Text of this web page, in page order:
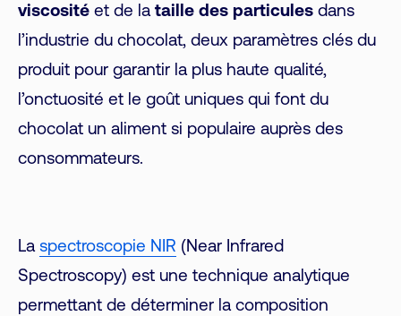
viscosité et de la taille des particules dans
l’industrie du chocolat, deux paramètres clés du
produit pour garantir la plus haute qualité,
l’onctuosité et le goût uniques qui font du
chocolat un aliment si populaire auprès des
consommateurs.
La spectroscopie NIR (Near Infrared
Spectroscopy) est une technique analytique
permettant de déterminer la composition